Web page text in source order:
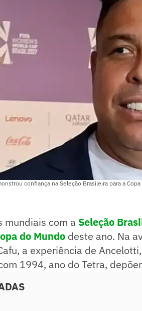
confiança na Seleção Brasileira para a
mundiais com a Seleção
do Mundo deste ano. Na
a experiência de
1994, ano do Tetra,